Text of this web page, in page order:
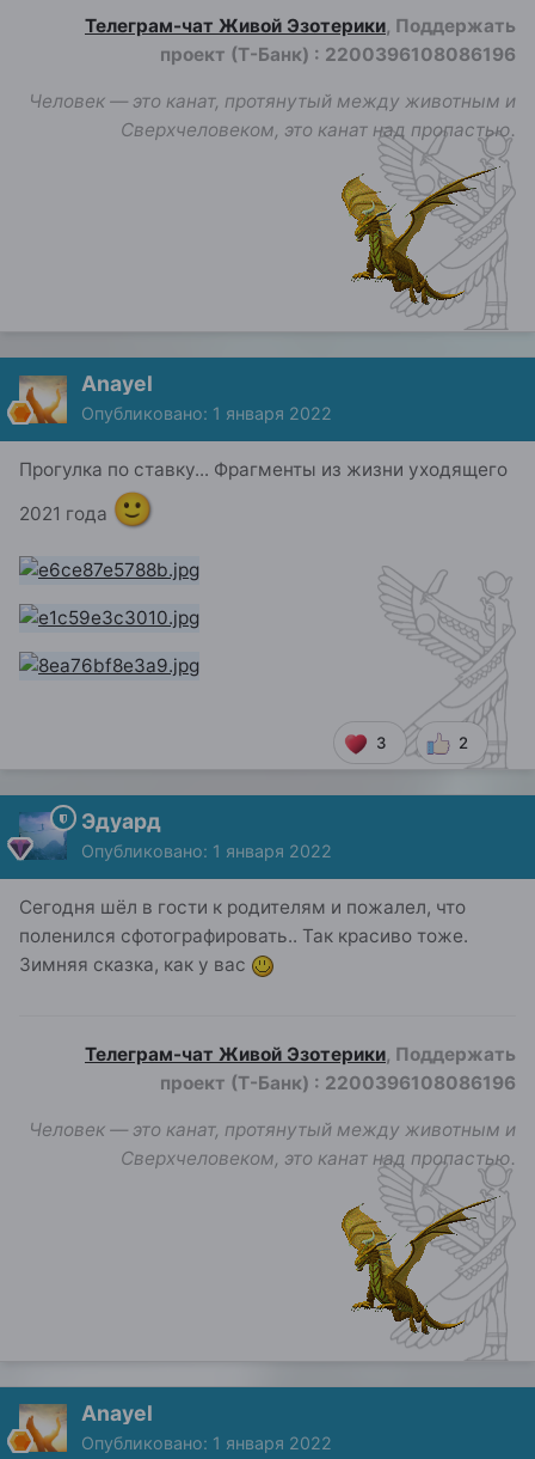
Телеграм-чат Живой Эзотерики, Поддержать
проект (Т-Банк) : 2200396108086196
Человек — это канат, протянутый между животным и
Сверхчеловеком, это канат над пропастью.
Anayel
Опубликовано: 1 января 2022
Прогулка по ставку... Фрагменты из жизни уходящего
2021 года 🙂
3 2
Эдуард
Опубликовано: 1 января 2022
Сегодня шёл в гости к родителям и пожалел, что
поленился сфотографировать.. Так красиво тоже.
Зимняя сказка, как у вас
Телеграм-чат Живой Эзотерики, Поддержать
проект (Т-Банк) : 2200396108086196
Человек — это канат, протянутый между животным и
Сверхчеловеком, это канат над пропастью.
Anayel
Опубликовано: 1 января 2022